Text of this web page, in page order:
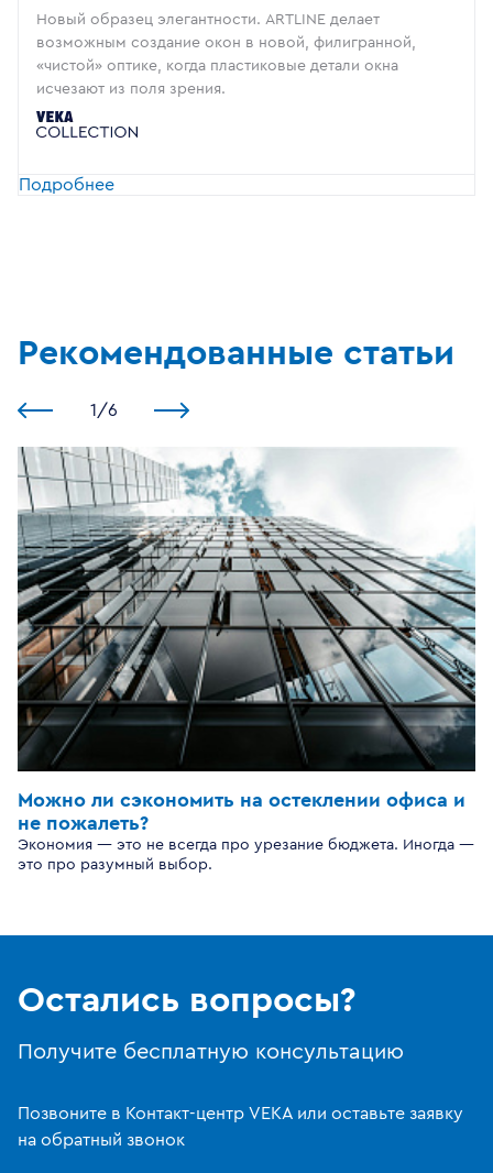
Новый образец элегантности. ARTLINE делает
возможным создание окон в новой, филигранной,
«чистой» оптике, когда пластиковые детали окна
исчезают из поля зрения.
Подробнее
Рекомендованные статьи
1 /6
Можно ли сэкономить на остеклении офиса и
не пожалеть?
Экономия — это не всегда про урезание бюджета. Иногда —
это про разумный выбор.
Остались вопросы?
Получите бесплатную консультацию
Позвоните в Контакт-центр VEKA или оставьте заявку
на обратный звонок